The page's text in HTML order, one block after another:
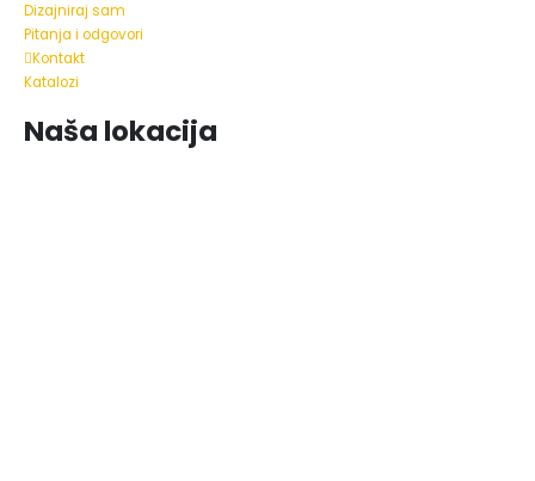
Dizajniraj sam
Pitanja i odgovori
Kontakt
Katalozi
Naša lokacija